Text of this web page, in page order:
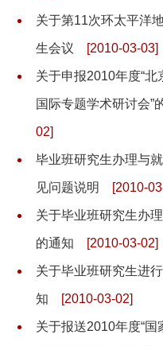
关于第11次环太平洋
生会议 [2010-03-03]
关于申报2010年度“
国际专题学术研讨会”
02]
毕业班研究生办理与
见问题说明 [2010-
关于毕业班研究生办
的通知 [2010-03-02]
关于毕业班研究生进
知 [2010-03-02]
关于报送2010年度“